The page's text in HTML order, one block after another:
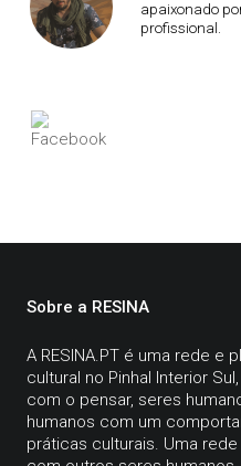
apaixonado
profissional.
Sobre a RESINA
A RESINA.PT é uma rede e
cultural no Pinhal Interior
com o pensar, seres
humanos com um
práticas culturais. Uma